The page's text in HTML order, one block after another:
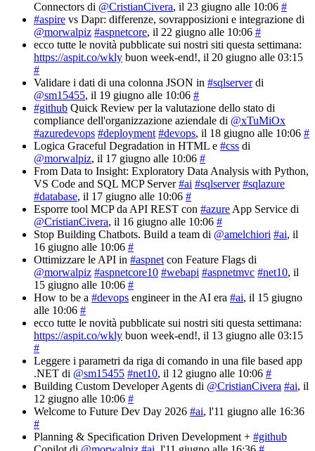
Connectors di @CristianCivera, il 23 giugno alle 10:06 #
#aspire vs Dapr: differenze, sovrapposizioni e integrazione di
@morwalpiz #aspnetcore, il 22 giugno alle 10:06 #
ecco tutte le novità pubblicate sui nostri siti questa settimana:
https://aspit.co/wkly buon week-end!, il 20 giugno alle 03:15
#
Validare i dati di una colonna JSON in #sqlserverdi
@sm15455, il 19 giugno alle 10:06 #
#github Quick Review per la valutazione dello stato di
compliance dell'organizzazione aziendale di @xTuMiOx
#azuredevops #deployment #devops, il 18 giugno alle 10:06 #
Logica Graceful Degradation in HTML e #css di
@morwalpiz, il 17 giugno alle 10:06 #
From Data to Insight: Exploratory Data Analysis with Python,
VS Code and SQL MCP Server#ai #sqlserver #sqlazure
#database, il 17 giugno alle 10:06 #
Esporre tool MCP da API REST con #azure App Service di
@CristianCivera, il 16 giugno alle 10:06 #
Stop Building Chatbots. Build a team di @amelchiori #ai, il
16 giugno alle 10:06 #
Ottimizzare le API in #aspnet con Feature Flags di
@morwalpiz #aspnetcore10 #webapi #aspnetmvc #net10, il
15 giugno alle 10:06 #
How to be a #devops engineer in the AI era #ai, il 15 giugno
alle 10:06 #
ecco tutte le novità pubblicate sui nostri siti questa settimana:
https://aspit.co/wkly buon week-end!, il 13 giugno alle 03:15
#
Leggere i parametri da riga di comando in una file based app
.NET di @sm15455 #net10, il 12 giugno alle 10:06 #
Building Custom Developer Agents di @CristianCivera #ai, il
12 giugno alle 10:06 #
Welcome to Future Dev Day 2026 #ai, l'11 giugno alle 16:36
#
Planning & Specification Driven Development + #github